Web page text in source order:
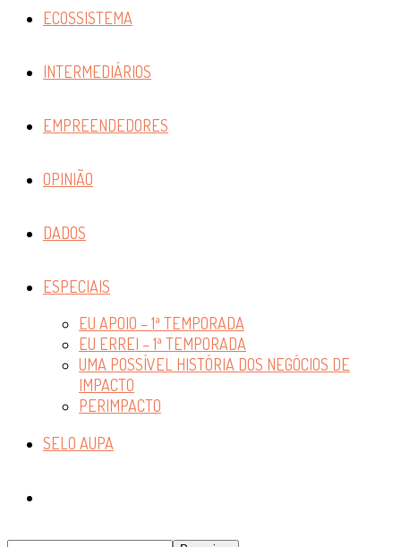
ECOSSISTEMA
INTERMEDIÁRIOS
EMPREENDEDORES
OPINIÃO
DADOS
ESPECIAIS
EU APOIO – 1ª TEMPORADA
EU ERREI – 1ª TEMPORADA
UMA POSSÍVEL HISTÓRIA DOS NEGÓCIOS DE
IMPACTO
PERIMPACTO
SELO AUPA